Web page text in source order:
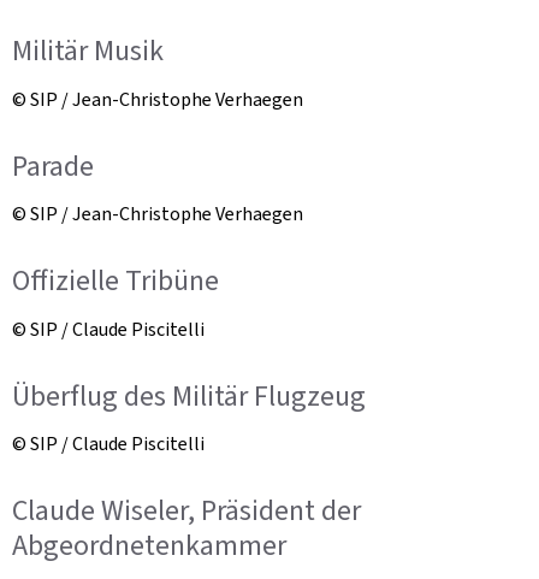
Militär Musik
© SIP / Jean-Christophe Verhaegen
Parade
© SIP / Jean-Christophe Verhaegen
Offizielle Tribüne
© SIP / Claude Piscitelli
Überflug des Militär Flugzeug
© SIP / Claude Piscitelli
Claude Wiseler, Präsident der
Abgeordnetenkammer